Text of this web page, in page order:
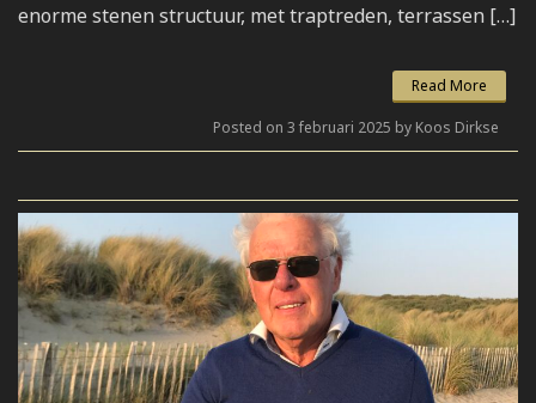
enorme stenen structuur, met traptreden, terrassen […]
Read More
Posted on 3 februari 2025 by Koos Dirkse